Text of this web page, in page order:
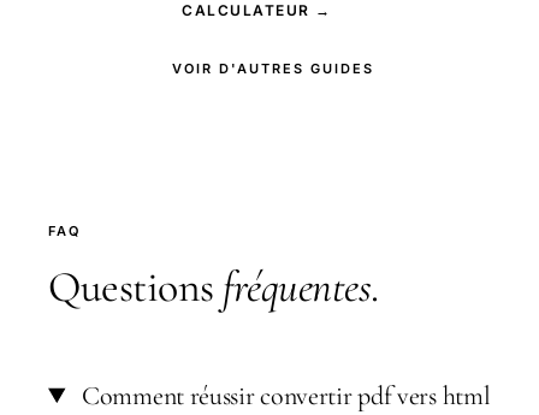
CALCULATEUR →
VOIR D'AUTRES GUIDES
FAQ
Questions fréquentes.
Comment réussir convertir pdf vers html